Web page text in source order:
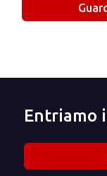
Entriamo